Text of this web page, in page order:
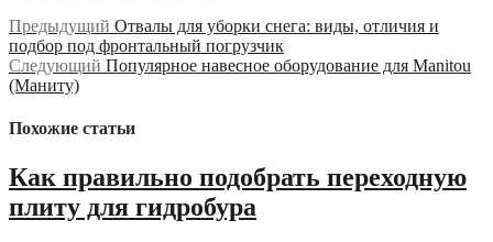
Навигация
по
записям
Предыдущий Предыдущая
запись:
Отвалы для уборки снега: виды, отличия и
подбор под фронтальный погрузчик
Следующий Следующая
Популярное навесное оборудование для Manitou
(Маниту)
Похожие статьи
Как правильно подобрать переходную
плиту для гидробура